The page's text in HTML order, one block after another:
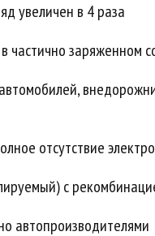
увеличен в 4 раза
частично заряженном
отсутствие
с
автопроизводителями